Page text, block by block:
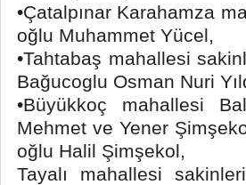
•Çatalpınar Karahamza
oğlu Muhammet Yücel,
•Tahtabaş mahallesi
Bağucoglu Osman Nuri
•Büyükkoç mahallesi
Mehmet ve Yener
oğlu Halil Şimşekol,
Tayalı mahallesi